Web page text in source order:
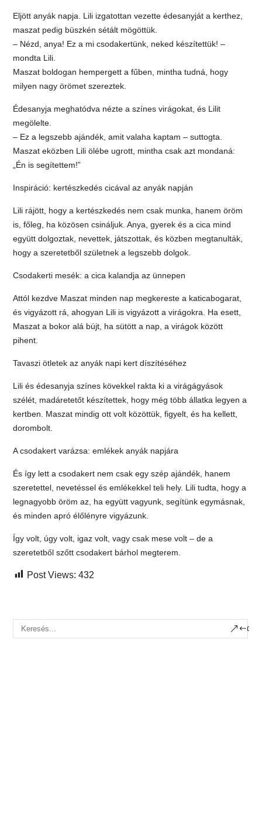
Eljött anyák napja. Lili izgatottan vezette édesanyját a kerthez,
maszat pedig büszkén sétált mögöttük.
– Nézd, anya! Ez a mi csodakertünk, neked készítettük! –
mondta Lili.
Maszat boldogan hempergett a fűben, mintha tudná, hogy
milyen nagy örömet szereztek.
Édesanyja meghatódva nézte a színes virágokat, és Lilit
megölelte.
– Ez a legszebb ajándék, amit valaha kaptam – suttogta.
Maszat eközben Lili ölébe ugrott, mintha csak azt mondaná:
„Én is segítettem!”
Inspiráció: kertészkedés cicával az anyák napján
Lili rájött, hogy a kertészkedés nem csak munka, hanem öröm
is, főleg, ha közösen csináljuk. Anya, gyerek és a cica mind
együtt dolgoztak, nevettek, játszottak, és közben megtanulták,
hogy a szeretetből születnek a legszebb dolgok.
Csodakerti mesék: a cica kalandja az ünnepen
Attól kezdve Maszat minden nap megkereste a katicabogarat,
és vigyázott rá, ahogyan Lili is vigyázott a virágokra. Ha esett,
Maszat a bokor alá bújt, ha sütött a nap, a virágok között
pihent.
Tavaszi ötletek az anyák napi kert díszítéséhez
Lili és édesanyja színes kövekkel rakta ki a virágágyások
szélét, madáretetőt készítettek, hogy még több állatka legyen a
kertben. Maszat mindig ott volt közöttük, figyelt, és ha kellett,
dorombolt.
A csodakert varázsa: emlékek anyák napjára
És így lett a csodakert nem csak egy szép ajándék, hanem
szeretettel, nevetéssel és emlékekkel teli hely. Lili tudta, hogy a
legnagyobb öröm az, ha együtt vagyunk, segítünk egymásnak,
és minden apró élőlényre vigyázunk.
Így volt, úgy volt, igaz volt, vagy csak mese volt – de a
szeretetből szőtt csodakert bárhol megterem.
Post Views: 432